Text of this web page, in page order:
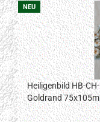
NEU
Heiligenbild HB-
Goldrand